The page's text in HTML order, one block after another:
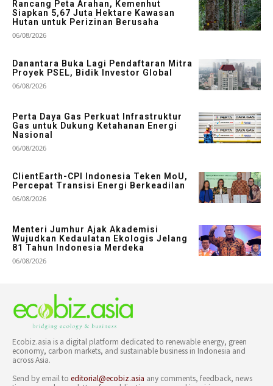
Rancang Peta Arahan, Kemenhut
Siapkan 5,67 Juta Hektare Kawasan
Hutan untuk Perizinan Berusaha
06/08/2026
Danantara Buka Lagi Pendaftaran Mitra
Proyek PSEL, Bidik Investor Global
06/08/2026
Perta Daya Gas Perkuat Infrastruktur
Gas untuk Dukung Ketahanan Energi
Nasional
06/08/2026
ClientEarth-CPI Indonesia Teken MoU,
Percepat Transisi Energi Berkeadilan
06/08/2026
Menteri Jumhur Ajak Akademisi
Wujudkan Kedaulatan Ekologis Jelang
81 Tahun Indonesia Merdeka
06/08/2026
Ecobiz.asia is a digital platform dedicated to renewable energy, green
economy, carbon markets, and sustainable business in Indonesia and
across Asia.
Send by email to editorial@ecobiz.asia any comments, feedback, news